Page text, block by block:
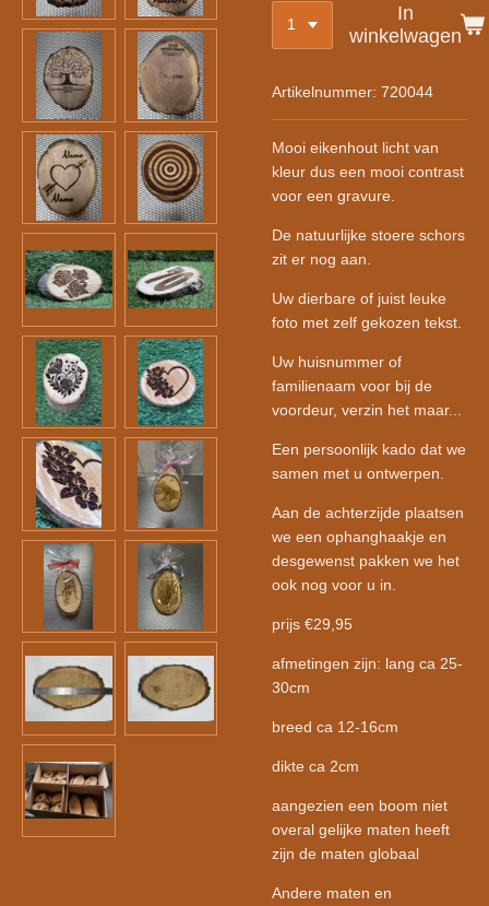
In
winkelwagen
Artikelnummer: 720044
Mooi eikenhout licht van
kleur dus een mooi contrast
voor een gravure.
De natuurlijke stoere schors
zit er nog aan.
Uw dierbare of juist leuke
foto met zelf gekozen tekst.
Uw huisnummer of
familienaam voor bij de
voordeur, verzin het maar...
Een persoonlijk kado dat we
samen met u ontwerpen.
Aan de achterzijde plaatsen
we een ophanghaakje en
desgewenst pakken we het
ook nog voor u in.
prijs €29,95
afmetingen zijn: lang ca 25-
30cm
breed ca 12-16cm
dikte ca 2cm
aangezien een boom niet
overal gelijke maten heeft
zijn de maten globaal
Andere maten en